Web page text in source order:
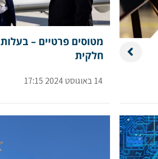
מטוסים פרטיים – בעלות
חלקית
14 באוגוסט 2024 17:15
דוא"ל